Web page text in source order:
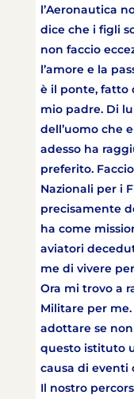
l’Aeronautica
dice che i figli
non faccio
l’amore e la
è il ponte, fatto
mio padre. Di
dell’uomo che
adesso ha
preferito.
Nazionali per i
precisamente
ha come
aviatori
me di vivere
Ora mi trovo a
Militare per
adottare se
questo istituto
causa di eventi
Il nostro